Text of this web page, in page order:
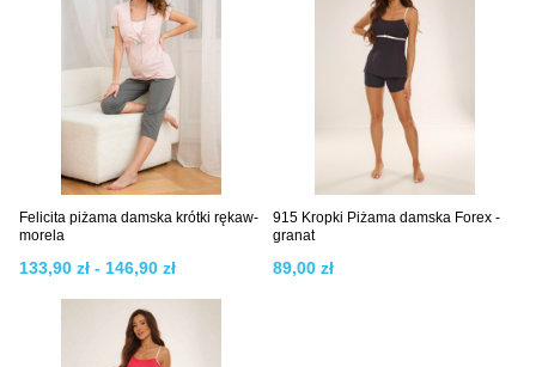
Felicita piżama damska krótki rękaw-
morela
133,90 zł - 146,90 zł
915 Kropki Piżama damska Forex -
granat
89,00 zł